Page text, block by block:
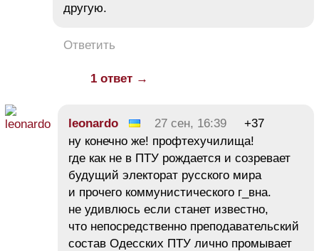
другую.
Ответить
1 ответ →
leonardo 27 сен, 16:39
+37
ну конечно же! профтехучилища!
где как не в ПТУ рождается и созревает
будущий электорат русского мира
и прочего коммунистического г_вна.
не удивлюсь если станет известно,
что непосредственно преподавательский
состав Одесских ПТУ лично промывает